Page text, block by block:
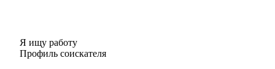
Я ищу работу
Профиль соискателя